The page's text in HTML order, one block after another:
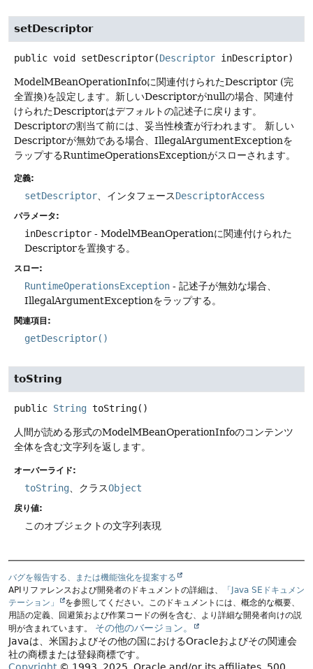
setDescriptor
public void setDescriptor(Descriptor inDescriptor)
ModelMBeanOperationInfoに関連付けられたDescriptor (完
全置換)を設定します。新しいDescriptorがnullの場合、関連付
けられたDescriptorはデフォルトの記述子に戻ります。
Descriptorの割当て前には、妥当性検査が行われます。
新しい
Descriptorが無効である場合、IllegalArgumentExceptionを
ラップするRuntimeOperationsExceptionがスローされます。
定義:
setDescriptor、インタフェースDescriptorAccess
パラメータ:
inDescriptor - ModelMBeanOperationに関連付けられた
Descriptorを置換する。
スロー:
RuntimeOperationsException - 記述子が無効な場合、
IllegalArgumentExceptionをラップする。
関連項目:
getDescriptor()
toString
public String toString()
人間が読める形式のModelMBeanOperationInfoのコンテンツ
全体を含む文字列を返します。
オーバーライド:
toString 、クラスObject
戻り値:
このオブジェクトの文字列表現
バグを報告する、または機能強化を提案する
APIリファレンスおよび開発者のドキュメントの詳細は、
「Java SEドキュメン
テーション」
を参照してください。このドキュメントには、概念的な概要、
用語の定義、回避策および作業コードの例を含む、より詳細な開発者向けの説
明が含まれています。
その他のバージョン。
Javaは、米国およびその他の国におけるOracleおよびその関連会
社の商標または登録商標です。